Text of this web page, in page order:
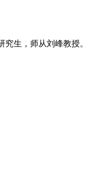
生，师从刘峰教授。